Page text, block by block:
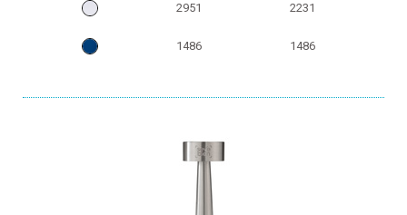
2951
2231
1486 1486